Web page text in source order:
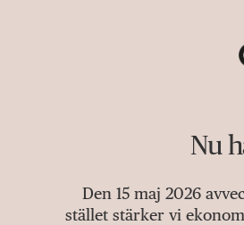
Nu
Den 15 maj 2026
stället stärker vi